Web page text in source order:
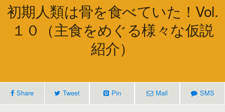
初期人類は骨を食べていた！vol.
１０（主食をめぐる様々な仮説
紹介）
Share Tweet Pin Mail SMS